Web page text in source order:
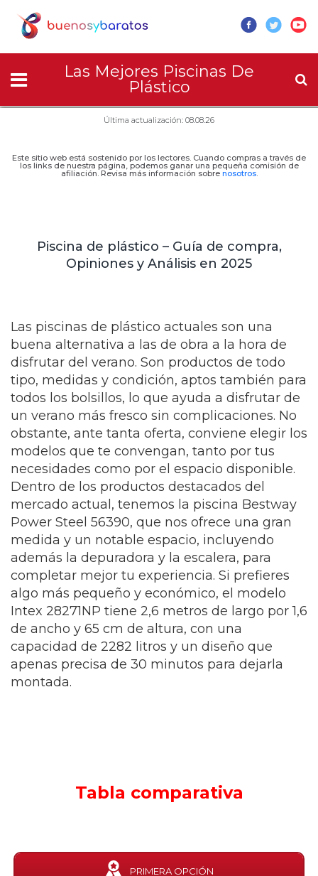
Las Mejores Piscinas De
Plástico
Última actualización: 08.08.26
Este sitio web está sostenido por los lectores. Cuando compras a través de
los links de nuestra página, podemos ganar una pequeña comisión de
afiliación. Revisa más información sobre nosotros.
Piscina de plástico – Guía de compra,
Opiniones y Análisis en 2025
Las piscinas de plástico actuales son una
buena alternativa a las de obra a la hora de
disfrutar del verano. Son productos de todo
tipo, medidas y condición, aptos también para
todos los bolsillos, lo que ayuda a disfrutar de
un verano más fresco sin complicaciones. No
obstante, ante tanta oferta, conviene elegir los
modelos que te convengan, tanto por tus
necesidades como por el espacio disponible.
Dentro de los productos destacados del
mercado actual, tenemos la piscina Bestway
Power Steel 56390, que nos ofrece una gran
medida y un notable espacio, incluyendo
además la depuradora y la escalera, para
completar mejor tu experiencia. Si prefieres
algo más pequeño y económico, el modelo
Intex 28271NP tiene 2,6 metros de largo por 1,6
de ancho y 65 cm de altura, con una
capacidad de 2282 litros y un diseño que
apenas precisa de 30 minutos para dejarla
montada.
Tabla comparativa
PRIMERA OPCIÓN